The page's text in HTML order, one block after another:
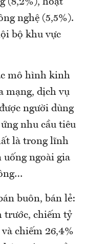
(8,2%), hoạt
nghệ (5,5%).
bộ khu vực
mô hình kinh
mạng, dịch vụ
người dùng
nhu cầu tiêu
là trong lĩnh
uống ngoài gia
buôn, bán lẻ:
trước, chiếm tỷ
chiếm 26,4%